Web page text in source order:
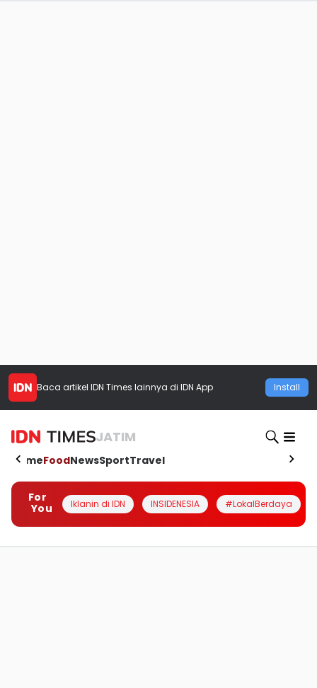
Baca artikel IDN Times lainnya di IDN App Install
JATIM
HomeFoodNewsSportTravel
For
You
Iklanin di IDN INSIDENESIA #LokalBerdaya